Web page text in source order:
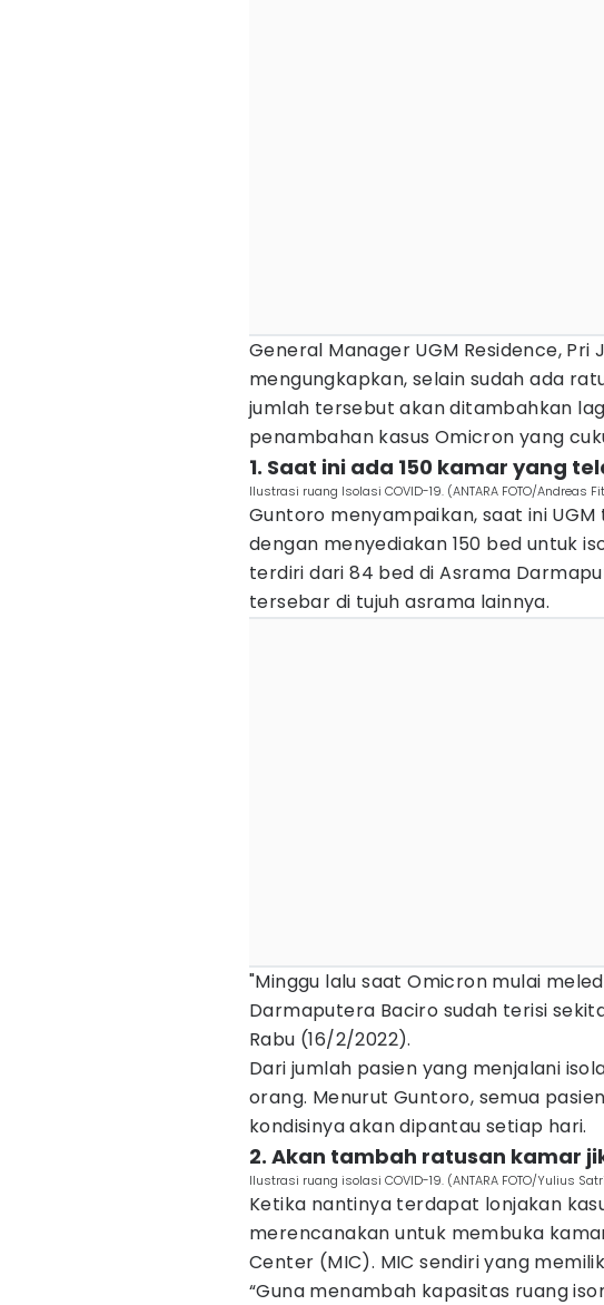
General Manager UGM Residence, Pri
mengungkapkan, selain sudah ada
jumlah tersebut akan ditambahkan
penambahan kasus Omicron yang
1. Saat ini ada 150 kamar yang
Ilustrasi ruang Isolasi COVID-19. (ANTARA FOTO/Andreas
Guntoro menyampaikan, saat ini
dengan menyediakan 150 bed untuk
terdiri dari 84 bed di Asrama
tersebar di tujuh asrama lainnya.
"Minggu lalu saat Omicron mulai
Darmaputera Baciro sudah terisi
Rabu (16/2/2022).
Dari jumlah pasien yang menjalani
orang. Menurut Guntoro, semua
kondisinya akan dipantau setiap hari.
2. Akan tambah ratusan kamar
Ilustrasi ruang isolasi COVID-19. (ANTARA FOTO/Yulius
Ketika nantinya terdapat lonjakan
merencanakan untuk membuka
Center (MIC). MIC sendiri yang
“Guna menambah kapasitas ruang